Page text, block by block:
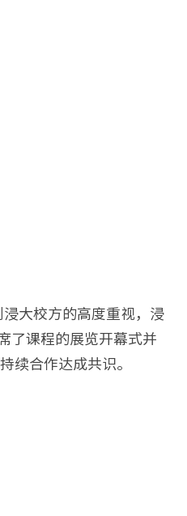
大校方的高度重视，浸
了课程的展览开幕式并
合作达成共识。